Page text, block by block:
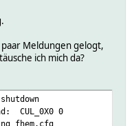
CUL_0 A 0F 1E 8610
Meldungen gelogt,
ich mich da?
CUL_0X0 0
fhem.cfg